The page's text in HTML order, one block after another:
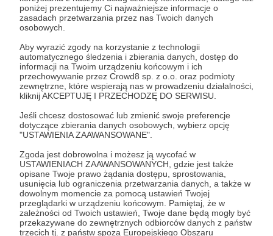
poniżej prezentujemy Ci najważniejsze informacje o
zasadach przetwarzania przez nas Twoich danych
osobowych.
Aby wyrazić zgody na korzystanie z technologii
automatycznego śledzenia i zbierania danych, dostęp do
informacji na Twoim urządzeniu końcowym i ich
przechowywanie przez Crowd8 sp. z o.o. oraz podmioty
zewnętrzne, które wspierają nas w prowadzeniu działalności,
kliknij AKCEPTUJĘ I PRZECHODZĘ DO SERWISU.
Jeśli chcesz dostosować lub zmienić swoje preferencje
dotyczące zbierania danych osobowych, wybierz opcję
"USTAWIENIA ZAAWANSOWANE".
Zgoda jest dobrowolna i możesz ją wycofać w
USTAWIENIACH ZAAWANSOWANYCH, gdzie jest także
opisane Twoje prawo żądania dostępu, sprostowania,
usunięcia lub ograniczenia przetwarzania danych, a także w
dowolnym momencie za pomocą ustawień Twojej
przeglądarki w urządzeniu końcowym. Pamiętaj, że w
zależności od Twoich ustawień, Twoje dane będą mogły być
przekazywane do zewnętrznych odbiorców danych z państw
trzecich tj. z państw spoza Europejskiego Obszaru
założenie konta przez osobę niepełnoletnią", formularz
dostępny jest na stronie regulaminu Patronite.pl.
* Zapoznałem się i akceptujęRegulaminserwisu oraz
* Wyrażam zgodę na przetwarzanie moich danych
osobowych podanych w formularzu rejestracyjnym w celu
prawidłowego świadczenia usług serwisu Patronite.
Wyrażam zgodę na otrzymywanie drogą elektroniczną
informacji handlowych - newslettera. Opcja ta może zostać